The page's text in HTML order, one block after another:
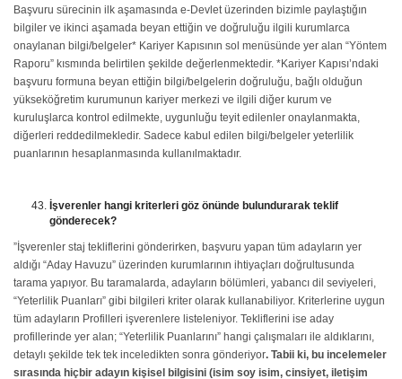
Başvuru sürecinin ilk aşamasında e-Devlet üzerinden bizimle paylaştığın
bilgiler ve ikinci aşamada beyan ettiğin ve doğruluğu ilgili kurumlarca
onaylanan bilgi/belgeler* Kariyer Kapısının sol menüsünde yer alan “Yöntem
Raporu” kısmında belirtilen şekilde değerlenmektedir. *Kariyer Kapısı’ndaki
başvuru formuna beyan ettiğin bilgi/belgelerin doğruluğu, bağlı olduğun
yükseköğretim kurumunun kariyer merkezi ve ilgili diğer kurum ve
kuruluşlarca kontrol edilmekte, uygunluğu teyit edilenler onaylanmakta,
diğerleri reddedilmekledir. Sadece kabul edilen bilgi/belgeler yeterlilik
puanlarının hesaplanmasında kullanılmaktadır.
İşverenler hangi kriterleri göz önünde bulundurarak teklif
gönderecek?
”İşverenler staj tekliflerini gönderirken, başvuru yapan tüm adayların yer
aldığı “Aday Havuzu” üzerinden kurumlarının ihtiyaçları doğrultusunda
tarama yapıyor. Bu taramalarda, adayların bölümleri, yabancı dil seviyeleri,
“Yeterlilik Puanları” gibi bilgileri kriter olarak kullanabiliyor. Kriterlerine uygun
tüm adayların Profilleri işverenlere listeleniyor. Tekliflerini ise aday
profillerinde yer alan; “Yeterlilik Puanlarını” hangi çalışmaları ile aldıklarını,
detaylı şekilde tek tek inceledikten sonra gönderiyor. Tabii ki, bu incelemeler
sırasında hiçbir adayın kişisel bilgisini (isim soy isim, cinsiyet, iletişim